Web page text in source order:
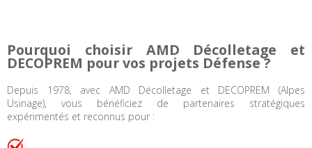
Pourquoi choisir AMD Décolletage et
DECOPREM pour vos projets Défense ?
Depuis 1978, avec AMD Décolletage et DECOPREM (Alpes
Usinage), vous bénéficiez de partenaires stratégiques
expérimentés et reconnus pour :